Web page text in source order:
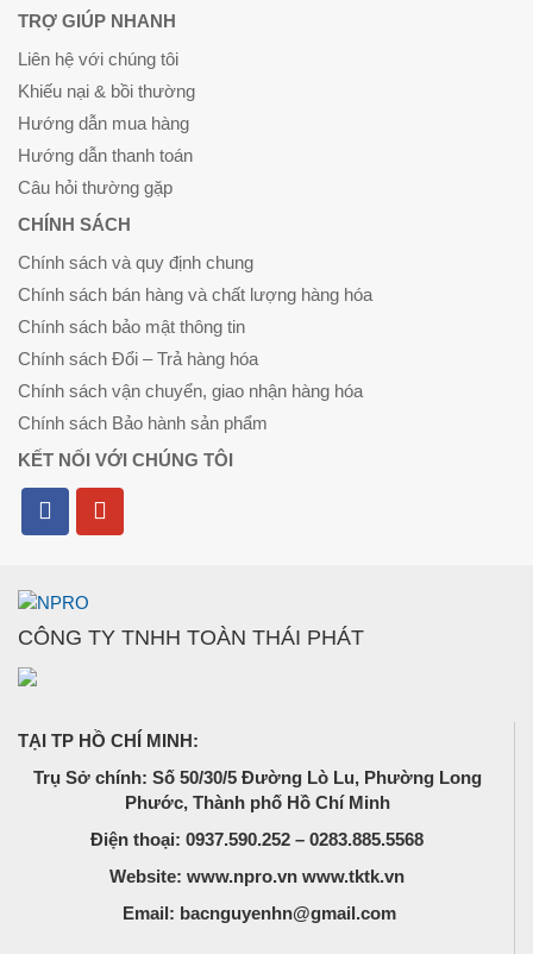
TRỢ GIÚP NHANH
Liên hệ với chúng tôi
Khiếu nại & bồi thường
Hướng dẫn mua hàng
Hướng dẫn thanh toán
Câu hỏi thường gặp
CHÍNH SÁCH
Chính sách và quy định chung
Chính sách bán hàng và chất lượng hàng hóa
Chính sách bảo mật thông tin
Chính sách Đổi – Trả hàng hóa
Chính sách vận chuyển, giao nhận hàng hóa
Chính sách Bảo hành sản phẩm
KẾT NỐI VỚI CHÚNG TÔI
CÔNG TY TNHH TOÀN THÁI PHÁT
TẠI TP HỒ CHÍ MINH:
Trụ Sở chính: Số 50/30/5 Đường Lò Lu, Phường Long
Phước, Thành phố Hồ Chí Minh
Điện thoại: 0937.590.252 – 0283.885.5568
Website: www.npro.vn www.tktk.vn
Email: bacnguyenhn@gmail.com